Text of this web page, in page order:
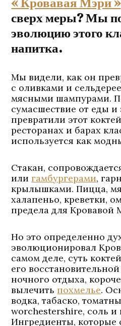
сверх меры? Мы
эволюцию этого
напитка.
Мы видели, как он
с оливками и
мясными шампурами.
сумасшествие от еды и
превратили этот
ресторанах и барах
используется как
Стакан,
или гамбургерами,
крылышками. Пицца,
халапеньо, креветки,
предела для Кровавой
Но это определенно
эволюционировал
самом деле, суть
его
ночного отдыха,
вылечить похмелье.
водка, табаско,
worchestershire, соль и
Ингредиенты,